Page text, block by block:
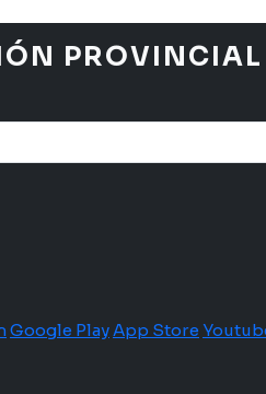
PROVINCIAL
Google PlayApp Store